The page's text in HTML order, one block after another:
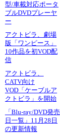
型/車載対応ポータ
ブルDVDプレーヤ
ー
アクトビラ、劇場
版「ワンピース」
10作品を初VOD配
信
アクトビラ、
CATV向け
VOD「ケーブルア
クトビラ」を開始
「Blu-ray/DVD発売
日一覧」11月28日
の更新情報